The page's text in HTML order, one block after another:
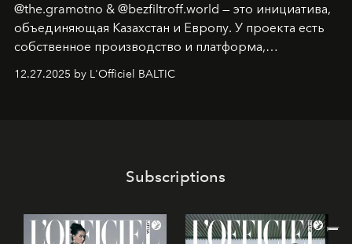
@the.gramotno & @bezfiltroff.world — это инициатива,
объединяющая Казахстан и Европу. У проекта есть
собственное производство и платформа,
предоставляющая возможности, поддержку и
решения для дизайнеров и молодых брендов.
12.27.2025 by L'Officiel BALTIC
Subscriptions